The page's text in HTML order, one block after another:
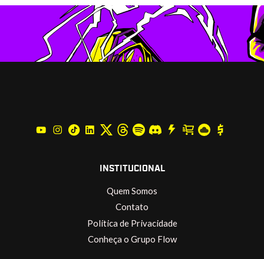
INSTITUCIONAL
Quem Somos
Contato
Política de Privacidade
Conheça o Grupo Flow